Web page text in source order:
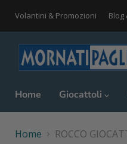
Volantini & Promozioni Blog
Home Giocattoli
Home ROCCO